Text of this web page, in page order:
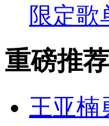
限定歌
重磅推荐
王亚楠